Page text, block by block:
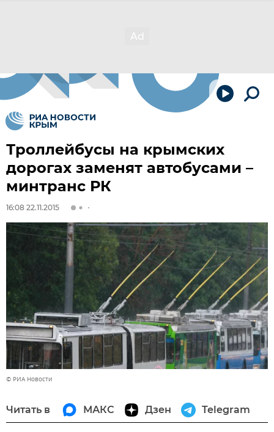
Троллейбусы на крымских
дорогах заменят автобусами –
минтранс РК
16:08 22.11.2015
© РИА Новости
Читать в МАКС Дзен Telegram